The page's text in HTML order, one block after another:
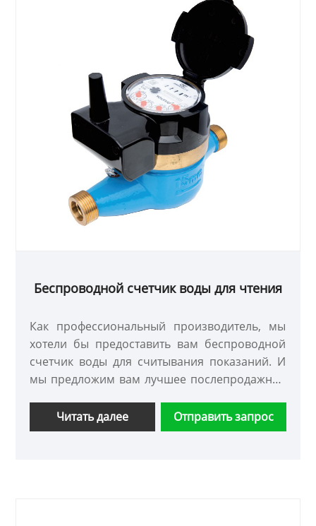
Беспроводной счетчик воды для чтения
Как профессиональный производитель, мы
хотели бы предоставить вам беспроводной
счетчик воды для считывания показаний. И
мы предложим вам лучшее послепродажное
Читать далее
Отправить запрос